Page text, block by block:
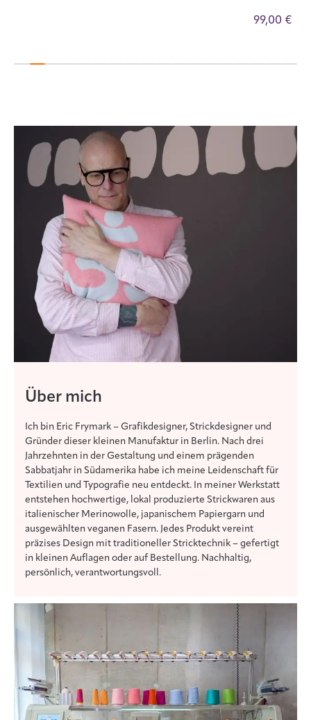
99,00 €
Über mich
Ich bin Eric Frymark – Grafikdesigner, Strickdesigner und
Gründer dieser kleinen Manufaktur in Berlin. Nach drei
Jahrzehnten in der Gestaltung und einem prägenden
Sabbatjahr in Südamerika habe ich meine Leidenschaft für
Textilien und Typografie neu entdeckt. In meiner Werkstatt
entstehen hochwertige, lokal produzierte Strickwaren aus
italienischer Merinowolle, japanischem Papiergarn und
ausgewählten veganen Fasern. Jedes Produkt vereint
präzises Design mit traditioneller Stricktechnik – gefertigt
in kleinen Auflagen oder auf Bestellung. Nachhaltig,
persönlich, verantwortungsvoll.